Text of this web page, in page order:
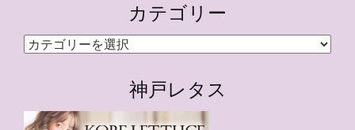
カテゴリー
カ
ー
神戸レタス